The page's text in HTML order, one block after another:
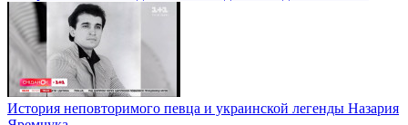
История неповторимого певца и украинской легенды Назария